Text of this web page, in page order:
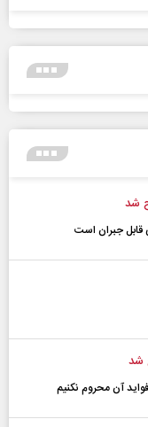
شد
قابل جبران است
شد
آن محروم نکنیم